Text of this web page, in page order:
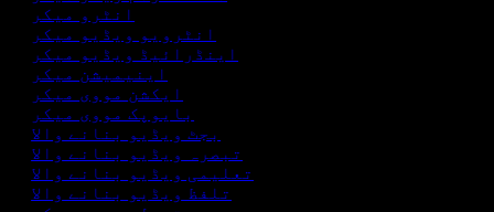
انٹرو میکر
انٹرویو ویڈیو میکر
اینڈرائیڈ ویڈیو میکر
اینیمیشن میکر
ایکشن مووی میکر
بایوپک مووی میکر
بجٹ ویڈیو بنانے والا
تبصرہ ویڈیو بنانے والا
تعلیمی ویڈیو بنانے والا
تلفظ ویڈیو بنانے والا